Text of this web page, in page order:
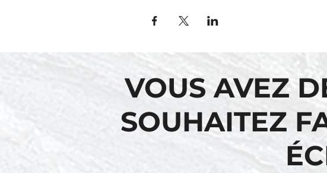
VOUS AVEZ
SOUHAITEZ